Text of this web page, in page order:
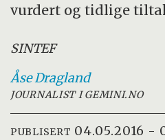
vurdert og tidlige
SINTEF
ÅseDragland
JOURNALIST I GEMINI.NO
PUBLISERT 04.05.2016 -